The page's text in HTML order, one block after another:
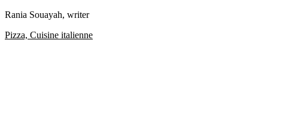
Rania Souayah, writer
Pizza, Cuisine italienne